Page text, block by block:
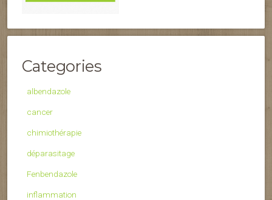
Categories
albendazole
cancer
chimiothérapie
déparasitage
Fenbendazole
inflammation